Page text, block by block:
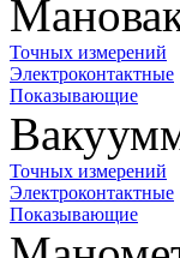
Точных измерений
Электроконтактные
Показывающие
Точных измерений
Электроконтактные
Показывающие